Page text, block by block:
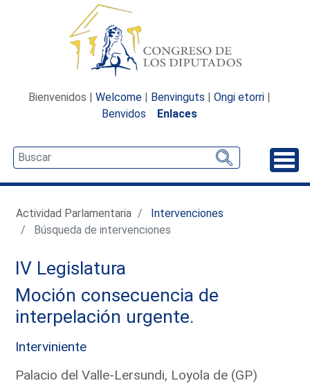
Bienvenidos | Welcome | Benvinguts | Ongi etorri |
Benvidos
Enlaces
Actividad Parlamentaria
Intervenciones
Búsqueda de intervenciones
IV Legislatura
Moción consecuencia de
interpelación urgente.
Interviniente
Palacio del Valle-Lersundi, Loyola de (GP)